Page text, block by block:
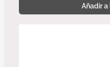
Añadir a